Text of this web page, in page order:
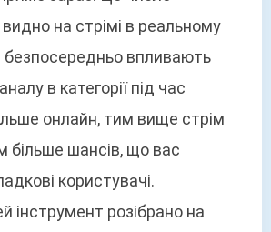
на стрімі в реальному
безпосередньо впливають
в категорії під час
онлайн, тим вище стрім
більше шансів, що вас
користувачі.
інструмент розібрано на